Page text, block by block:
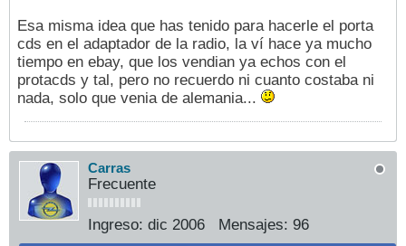
Esa misma idea que has tenido para hacerle el porta
cds en el adaptador de la radio, la ví hace ya mucho
tiempo en ebay, que los vendian ya echos con el
protacds y tal, pero no recuerdo ni cuanto costaba ni
nada, solo que venia de alemania...
Carras
Frecuente
Ingreso: dic 2006 Mensajes: 96